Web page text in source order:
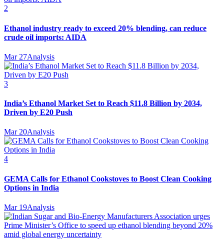
2
Ethanol industry ready to exceed 20% blending, can reduce
crude oil imports: AIDA
Mar 27Analysis
3
India’s Ethanol Market Set to Reach $11.8 Billion by 2034,
Driven by E20 Push
Mar 20Analysis
4
GEMA Calls for Ethanol Cookstoves to Boost Clean Cooking
Options in India
Mar 19Analysis